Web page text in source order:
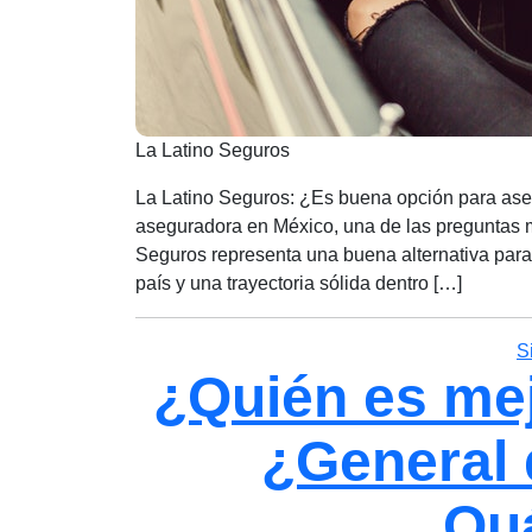
La Latino Seguros
La Latino Seguros: ¿Es buena opción para
aseguradora en México, una de las preguntas
Seguros representa una buena alternativa
país y una trayectoria sólida dentro […]
¿Quién es
¿General